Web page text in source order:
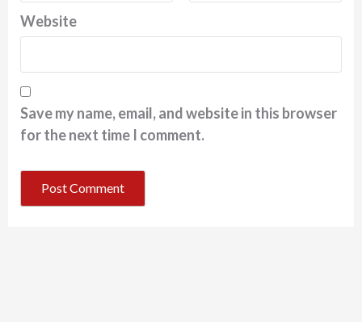
Website
Save my name, email, and website in this browser
for the next time I comment.